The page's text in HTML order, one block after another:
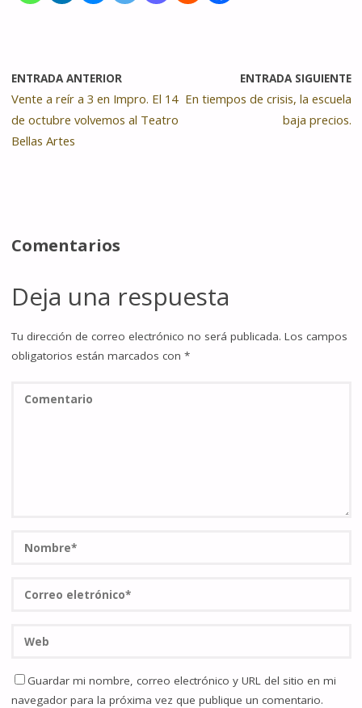
ENTRADA ANTERIOR
Vente a reír a 3 en Impro. El 14
de octubre volvemos al Teatro
Bellas Artes
ENTRADA SIGUIENTE
En tiempos de crisis, la escuela
baja precios.
Comentarios
Deja una respuesta
Tu dirección de correo electrónico no será publicada. Los campos
obligatorios están marcados con *
Guardar mi nombre, correo electrónico y URL del sitio en mi
navegador para la próxima vez que publique un comentario.